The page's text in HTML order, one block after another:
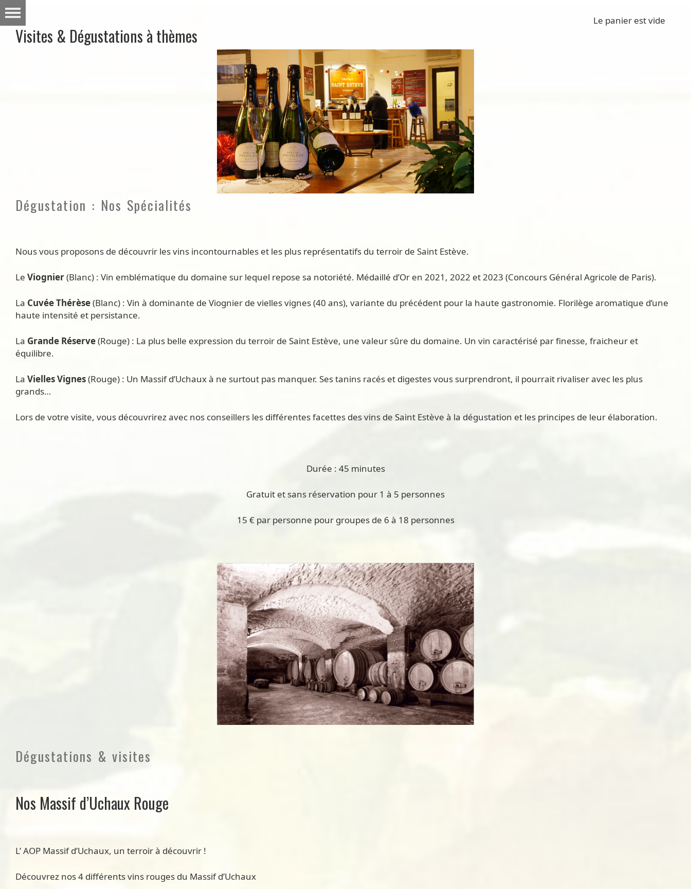
Le panier est vide
Visites & Dégustations à thèmes
Dégustation : Nos Spécialités
Nous vous proposons de découvrir les vins incontournables et les plus représentatifs du terroir de Saint Estève.
Le Viognier(Blanc) : Vin emblématique du domaine sur lequel repose sa notoriété. Médaillé d’Or en 2021, 2022 et 2023 (Concours Général Agricole de Paris).
La Cuvée Thérèse(Blanc) : Vin à dominante de Viognier de vielles vignes (40 ans), variante du précédent pour la haute gastronomie. Florilège aromatique d’une
haute intensité et persistance.
La Grande Réserve(Rouge) : La plus belle expression du terroir de Saint Estève, une valeur sûre du domaine. Un vin caractérisé par finesse, fraicheur et
équilibre.
La Vielles Vignes(Rouge) : Un Massif d’Uchaux à ne surtout pas manquer. Ses tanins racés et digestes vous surprendront, il pourrait rivaliser avec les plus
grands…
Lors de votre visite, vous découvrirez avec nos conseillers les différentes facettes des vins de Saint Estève à la dégustation et les principes de leur élaboration.
Durée : 45 minutes
Gratuit et sans réservation pour 1 à 5 personnes
15 € par personne pour groupes de 6 à 18 personnes
Dégustations & visites
Nos Massif d’Uchaux Rouge
L’ AOP Massif d’Uchaux, un terroir à découvrir !
Découvrez nos 4 différents vins rouges du Massif d’Uchaux